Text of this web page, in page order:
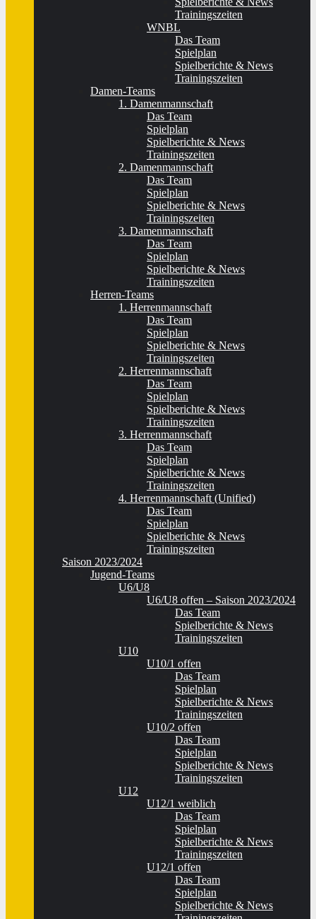
Trainingszeiten
WNBL
Das Team
Spielplan
Spielberichte & News
Trainingszeiten
Damen-Teams
1. Damenmannschaft
Das Team
Spielplan
Spielberichte & News
Trainingszeiten
2. Damenmannschaft
Das Team
Spielplan
Spielberichte & News
Trainingszeiten
3. Damenmannschaft
Das Team
Spielplan
Spielberichte & News
Trainingszeiten
Herren-Teams
1. Herrenmannschaft
Das Team
Spielplan
Spielberichte & News
Trainingszeiten
2. Herrenmannschaft
Das Team
Spielplan
Spielberichte & News
Trainingszeiten
3. Herrenmannschaft
Das Team
Spielplan
Spielberichte & News
Trainingszeiten
4. Herrenmannschaft (Unified)
Das Team
Spielplan
Spielberichte & News
Trainingszeiten
Saison 2023/2024
Jugend-Teams
U6/U8
U6/U8 offen – Saison 2023/2024
Das Team
Spielberichte & News
Trainingszeiten
U10
U10/1 offen
Das Team
Spielplan
Spielberichte & News
Trainingszeiten
U10/2 offen
Das Team
Spielplan
Spielberichte & News
Trainingszeiten
U12
U12/1 weiblich
Das Team
Spielplan
Spielberichte & News
Trainingszeiten
U12/1 offen
Das Team
Spielplan
Spielberichte & News